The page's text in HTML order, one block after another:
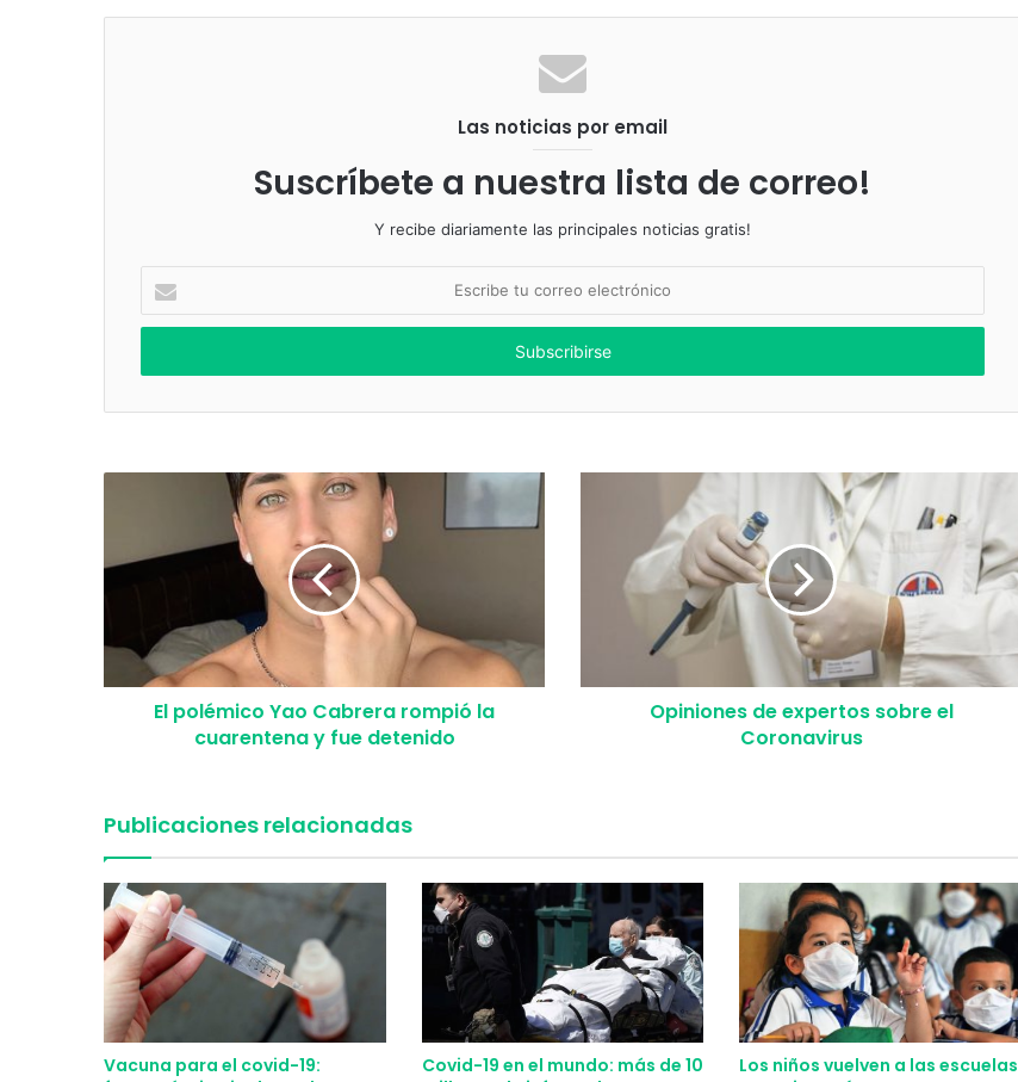
Las noticias por email
Suscríbete a nuestra lista de correo!
Y recibe diariamente las principales noticias gratis!
correo
El polémico Yao Cabrera rompió la
cuarentena y fue detenido
Opiniones de expertos sobre el
Coronavirus
Publicaciones relacionadas
Vacuna para el covid-19:
Covid-19 en el mundo: más de 10
Los niños vuelven a las escuelas